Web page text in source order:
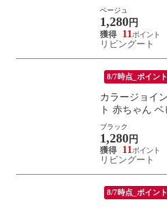
ベージュ
1,280 円
11
リビングート
8/7時点_ポイン
カラージョイ
ト 赤ちゃん
ブラック
1,280 円
11
リビングート
8/7時点_ポイン